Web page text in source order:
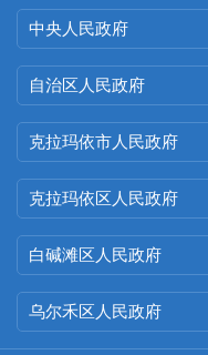
版工作，做
政许可、行
目调整和数
是充分发
势，运用“
子健康委员
中央人民政府
自治区人民政府
克拉玛依市人民政府
克拉玛依区人民政府
白碱滩区人民政府
乌尔禾区人民政府